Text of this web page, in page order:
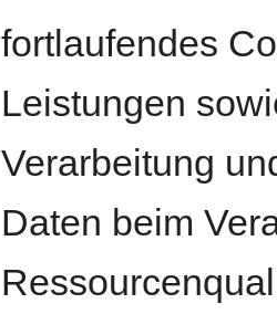
fortlaufendes
Leistungen
Verarbeitung
Daten beim